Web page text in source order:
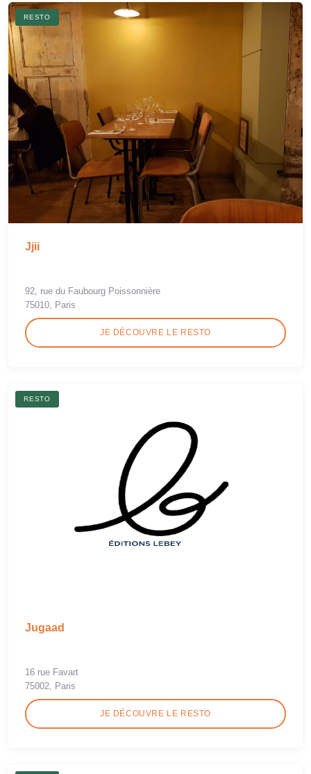
RESTO
Jjii
92, rue du Faubourg Poissonnière
75010, Paris
JE DÉCOUVRE LE RESTO
RESTO
Jugaad
16 rue Favart
75002, Paris
JE DÉCOUVRE LE RESTO